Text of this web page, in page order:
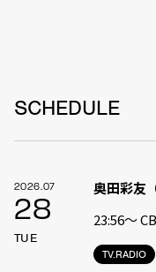
SCHEDULE
2026.07
28
TUE
TV.RADIO
奥田彩友
23:56〜